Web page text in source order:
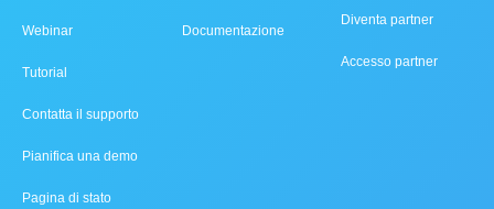
Webinar
Tutorial
Contatta il supporto
Pianifica una demo
Pagina di stato
Documentazione
Diventa partner
Accesso partner